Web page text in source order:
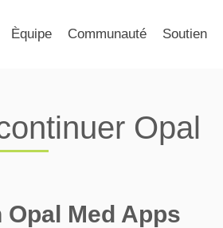
Èquipe Communauté Soutien
Opal
Med Apps